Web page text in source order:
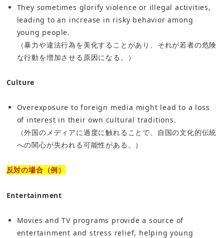
They sometimes glorify violence or illegal activities,
leading to an increase in risky behavior among
young people.
（暴力や違法行為を美化することがあり、それが若者の危険
な行動を増加させる原因になる。）
Culture
Overexposure to foreign media might lead to a loss
of interest in their own cultural traditions.
（外国のメディアに過度に触れることで、自国の文化的伝統
への関心が失われる可能性がある。）
反対の場合（例）
Entertainment
Movies and TV programs provide a source of
entertainment and stress relief, helping young